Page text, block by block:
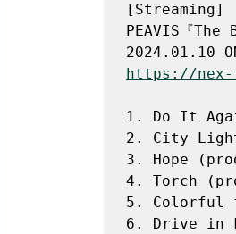
[Streaming]
PEAVIS『
https://nex-
1. Do It
2. City
3. Hope
4. Torch
5. Colorful
6. Drive in